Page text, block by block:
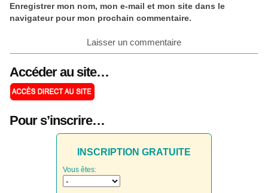
Enregistrer mon nom, mon e-mail et mon site dans le
navigateur pour mon prochain commentaire.
Accéder au site…
Pour s’inscrire…
INSCRIPTION GRATUITE
Vous êtes: